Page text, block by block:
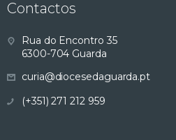
Contactos
Rua do Encontro 35
6300-704 Guarda
curia@diocesedaguarda.pt
(+351) 271 212 959